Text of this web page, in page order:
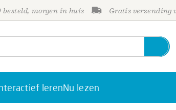
besteld, morgen in huis Gratis verzending
lerenNu lezen